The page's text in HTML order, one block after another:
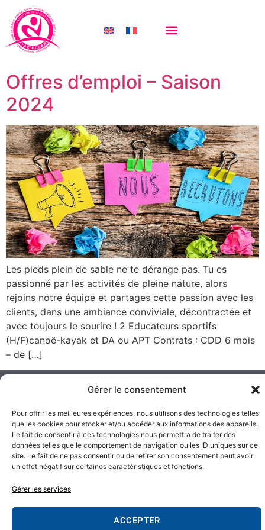
Gérer le consentement
Pour offrir les meilleures expériences, nous utilisons des technologies telles
que les cookies pour stocker et/ou accéder aux informations des appareils.
Le fait de consentir à ces technologies nous permettra de traiter des
données telles que le comportement de navigation ou les ID uniques sur ce
site. Le fait de ne pas consentir ou de retirer son consentement peut avoir
un effet négatif sur certaines caractéristiques et fonctions.
Gérer les services
ACCEPTER
Catégorie :
Non
classifié(e)
Offres d’emploi – Saison
2024
Les pieds plein de sable ne te dérange pas. Tu es
passionné par les activités de pleine nature, alors
rejoins notre équipe et partages cette passion avec les
clients, dans une ambiance conviviale, décontractée et
avec toujours le sourire ! 2 Educateurs sportifs
(H/F)canoë-kayak et DA ou APT Contrats : CDD 6 mois
– de […]
ANIMATEUR
DE
SENSATIONS
FACEBOOK
INSTAGRAM
TIKTOK
NOS ACTIVITÉS
Canoë-kayak
Stand-up paddle
Pirogue
Hawaienne
Activités
terrestres
TRAVAILLONS
ENSEMBLE
+33 (0)6 08 95
76 17